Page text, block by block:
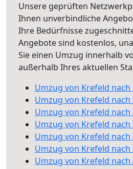
Unsere geprüften
Ihnen unverbindliche
Ihre Bedürfnisse
Angebote sind kostenlos,
Sie einen Umzug innerhalb
außerhalb Ihres aktuellen
Umzug von Krefeld
Umzug von Krefeld
Umzug von Krefeld
Umzug von Krefeld nach
Umzug von Krefeld nach
Umzug von Krefeld
Umzug von Krefeld